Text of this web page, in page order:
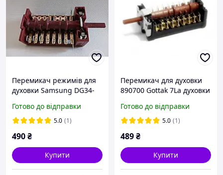
Перемикач режимів для
духовки Samsung DG34-
Готово до відправки
5.0 (1)
490₴
Купити
Перемикач для духовки
890700 Gottak 7La духовки
Gorenje, Beko, Indesit,
Ardo, Teka
Готово до відправки
5.0 (1)
489₴
Купити